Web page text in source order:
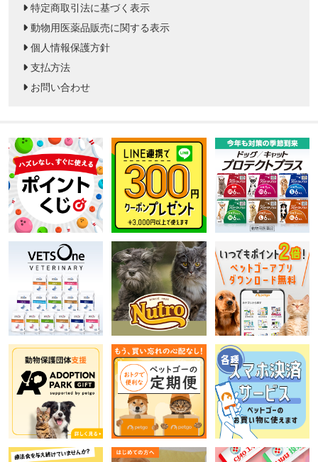
特定商取引法に基づく表示
動物用医薬品販売に関する表示
個人情報保護方針
支払方法
お問い合わせ